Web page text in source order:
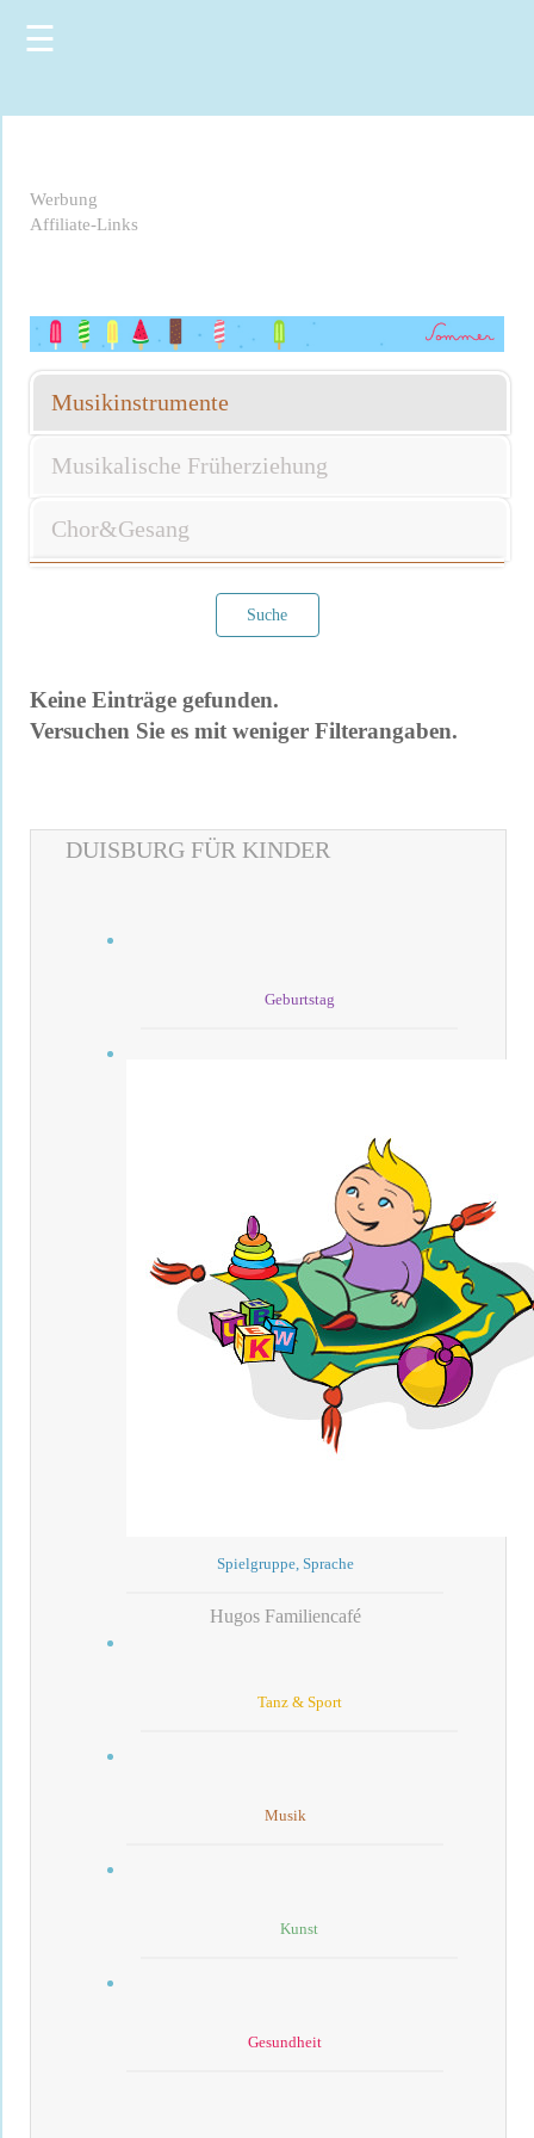
☰
Werbung
Affiliate-Links
Musikinstrumente
Musikalische Früherziehung
Chor&Gesang
Suche
Keine Einträge gefunden.
Versuchen Sie es mit weniger Filterangaben.
DUISBURG FÜR KINDER
Geburtstag
Spielgruppe, Sprache
Hugos Familiencafé
Tanz & Sport
Musik
Kunst
Gesundheit